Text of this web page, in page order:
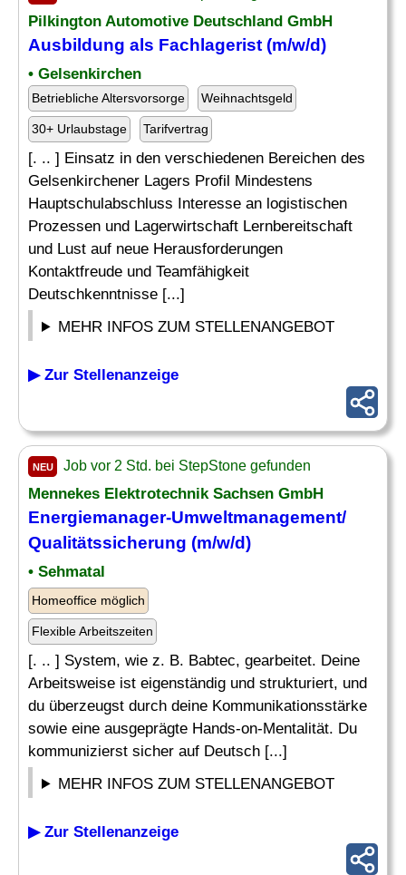
Pilkington Automotive Deutschland GmbH
Ausbildung als Fachlagerist (m/w/d)
• Gelsenkirchen
Betriebliche Altersvorsorge Weihnachtsgeld
30+ Urlaubstage Tarifvertrag
[. .. ] Einsatz in den verschiedenen Bereichen des
Gelsenkirchener Lagers Profil Mindestens
Hauptschulabschluss Interesse an logistischen
Prozessen und Lagerwirtschaft Lernbereitschaft
und Lust auf neue Herausforderungen
Kontaktfreude und Teamfähigkeit
Deutschkenntnisse [...]
MEHR INFOS ZUM STELLENANGEBOT
▶ Zur Stellenanzeige
NEU Job vor 2 Std. bei StepStone gefunden
Mennekes Elektrotechnik Sachsen GmbH
Energiemanager-Umweltmanagement/
Qualitätssicherung (m/w/d)
• Sehmatal
Homeoffice möglich
Flexible Arbeitszeiten
[. .. ] System, wie z. B. Babtec, gearbeitet. Deine
Arbeitsweise ist eigenständig und strukturiert, und
du überzeugst durch deine Kommunikationsstärke
sowie eine ausgeprägte Hands-on-Mentalität. Du
kommunizierst sicher auf Deutsch [...]
MEHR INFOS ZUM STELLENANGEBOT
▶ Zur Stellenanzeige